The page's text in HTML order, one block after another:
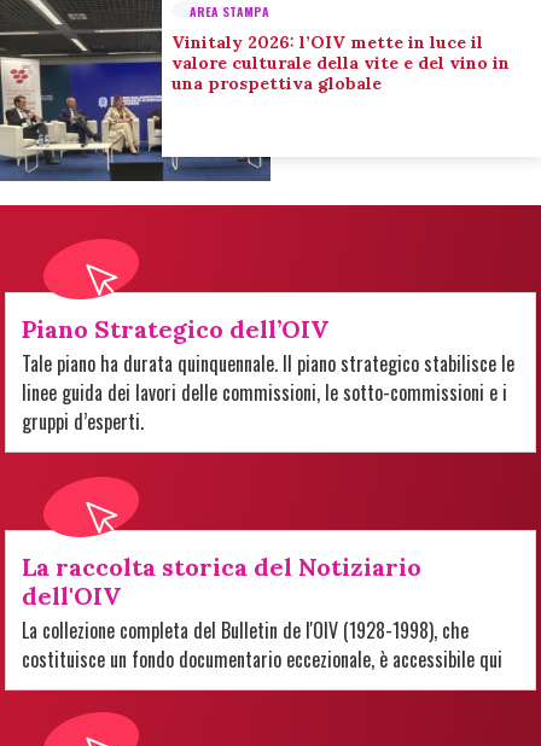
AREA STAMPA
Vinitaly 2026: l’OIV mette in luce il
valore culturale della vite e del vino in
una prospettiva globale
Piano Strategico dell’OIV
Tale piano ha durata quinquennale. Il piano strategico stabilisce le
linee guida dei lavori delle commissioni, le sotto-commissioni e i
gruppi d’esperti.
La raccolta storica del Notiziario
dell'OIV
La collezione completa del Bulletin de l'OIV (1928-1998), che
costituisce un fondo documentario eccezionale, è accessibile qui